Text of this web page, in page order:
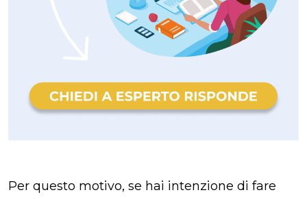
Per questo motivo, se hai intenzione di fare